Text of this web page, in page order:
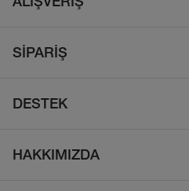
Çocuk
Ayakkabı
SİPARİŞ
İade Politikası
DESTEK
HAKKIMIZDA